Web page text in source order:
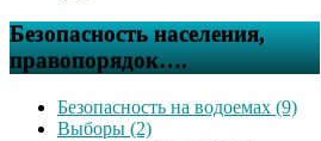
Безопасность населения,
правопорядок….
Безопасность на водоемах (9)
Выборы (2)